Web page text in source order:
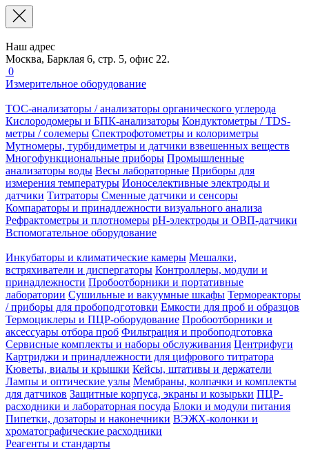
Наш адрес
Москва, Барклая 6, стр. 5, офис 22.
0
Измерительное оборудование
TOC-анализаторы / анализаторы органического углерода
Кислородомеры и БПК-анализаторы Кондуктометры / TDS-
метры / солемеры Спектрофотометры и колориметры
Мутномеры, турбидиметры и датчики взвешенных веществ
Многофункциональные приборы Промышленные
анализаторы воды Весы лабораторные Приборы для
измерения температуры Ионоселективные электроды и
датчики Титраторы Сменные датчики и сенсоры
Компараторы и принадлежности визуального анализа
Рефрактометры и плотномеры pH-электроды и ОВП-датчики
Вспомогательное оборудование
Инкубаторы и климатические камеры Мешалки,
встряхиватели и диспергаторы Контроллеры, модули и
принадлежности Пробоотборники и портативные
лаборатории Сушильные и вакуумные шкафы Термореакторы
/ приборы для пробоподготовки Емкости для проб и образцов
Термоциклеры и ПЦР-оборудование Пробоотборники и
аксессуары отбора проб Фильтрация и пробоподготовка
Сервисные комплекты и наборы обслуживания Центрифуги
Картриджи и принадлежности для цифрового титратора
Кюветы, виалы и крышки Кейсы, штативы и держатели
Лампы и оптические узлы Мембраны, колпачки и комплекты
для датчиков Защитные корпуса, экраны и козырьки ПЦР-
расходники и лабораторная посуда Блоки и модули питания
Пипетки, дозаторы и наконечники ВЭЖХ-колонки и
хроматографические расходники
Реагенты и стандарты